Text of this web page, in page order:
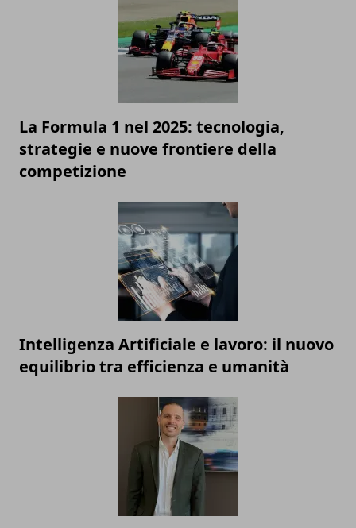
La Formula 1 nel 2025: tecnologia,
strategie e nuove frontiere della
competizione
Intelligenza Artificiale e lavoro: il nuovo
equilibrio tra efficienza e umanità